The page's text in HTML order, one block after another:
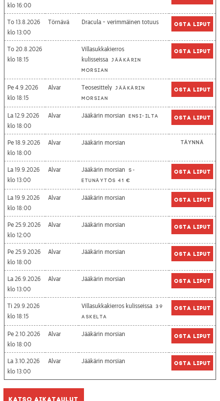
16:00
To 13.8.2026
13:00
Törnävä Dracula - verimmäinen totuus Osta liput
To 20.8.2026
18:15
Villasukkakierros
kulisseissa Jääkärin
morsian
Osta liput
Pe 4.9.2026
18:15
Alvar Teosesittely Jääkärin
morsian
Osta liput
La 12.9.2026
18:00
Alvar Jääkärin morsian Ensi-ilta Osta liput
Pe 18.9.2026
18:00
Alvar Jääkärin morsian Täynnä
La 19.9.2026
13:00
Alvar Jääkärin morsian
S-
etunäytös 41 €
Osta liput
La 19.9.2026
18:00
Alvar Jääkärin morsian Osta liput
Pe 25.9.2026
12:00
Alvar Jääkärin morsian Osta liput
Pe 25.9.2026
18:00
Alvar Jääkärin morsian Osta liput
La 26.9.2026
13:00
Alvar Jääkärin morsian Osta liput
Ti 29.9.2026
18:15
Villasukkakierros kulisseissa 39
askelta
Osta liput
Pe 2.10.2026
18:00
Alvar Jääkärin morsian Osta liput
La 3.10.2026
13:00
Alvar Jääkärin morsian Osta liput
Katso aikataulut